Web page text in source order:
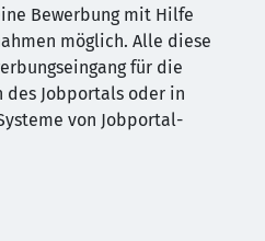
Bewerbung mit Hilfe
möglich. Alle diese
für die
des Jobportals oder in
von Jobportal-